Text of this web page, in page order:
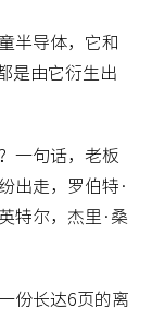
半导体，它和
是由它衍生出
一句话，老板
出走，罗伯特·
特尔，杰里·桑
份长达6页的离